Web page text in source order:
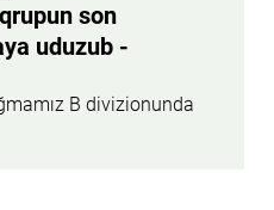
son
uduzub -
B divizionunda